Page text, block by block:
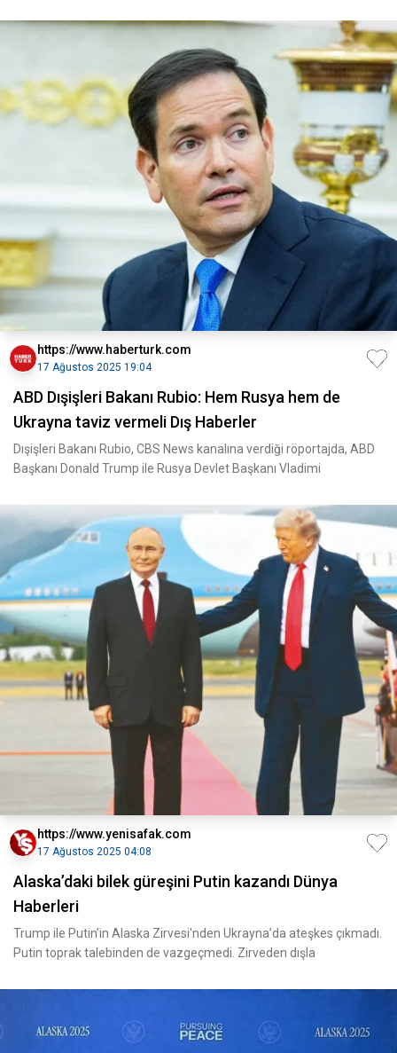
https://www.haberturk.com
17 Ağustos 2025 19:04
ABD Dışişleri Bakanı Rubio: Hem Rusya hem de
Ukrayna taviz vermeli Dış Haberler
Dışişleri Bakanı Rubio, CBS News kanalına verdiği röportajda, ABD
Başkanı Donald Trump ile Rusya Devlet Başkanı Vladimi
https://www.yenisafak.com
17 Ağustos 2025 04:08
Alaska’daki bilek güreşini Putin kazandı Dünya
Haberleri
Trump ile Putin’in Alaska Zirvesi'nden Ukrayna’da ateşkes çıkmadı.
Putin toprak talebinden de vazgeçmedi. Zirveden dışla